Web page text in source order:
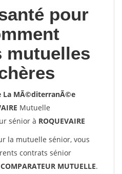
pour
mutuelles
La MÃ©diterranÃ©e
Mutuelle
sénior à ROQUEVAIRE
la mutuelle sénior, vous
contrats sénior
COMPARATEUR MUTUELLE.